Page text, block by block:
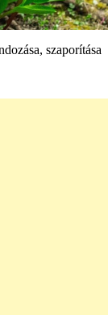
szaporítása